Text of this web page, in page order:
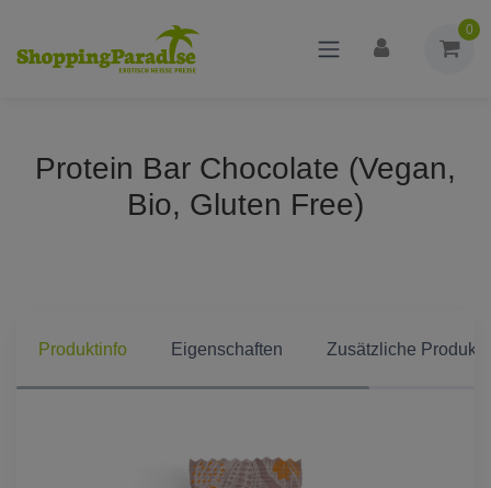
0
Protein Bar Chocolate (Vegan,
Bio, Gluten Free)
Produktinfo Eigenschaften Zusätzliche